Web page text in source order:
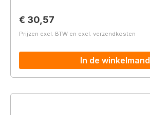
Normale prijs:
€ 30,57
Prijzen excl. BTW en excl. verzendkosten
In de winkelmand